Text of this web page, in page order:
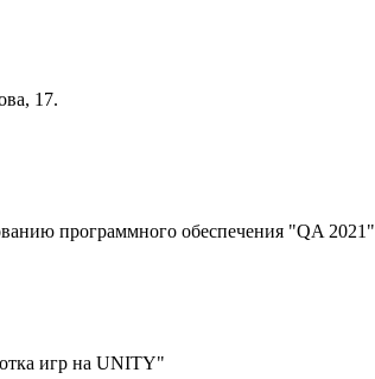
17.
программного обеспечения "QA 2021"
игр на UNITY"